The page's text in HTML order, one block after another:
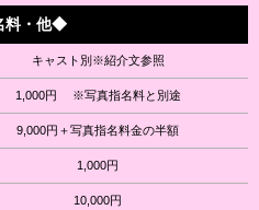
料・他◆
キャスト別※紹介文参照
1,000円 ※写真指名料と別途
9,000円＋写真指名料金の半額
1,000円
10,000円